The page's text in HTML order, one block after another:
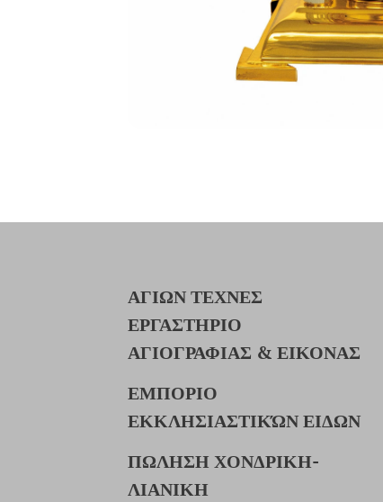
ΑΓΙΩΝ ΤΕΧΝΕΣ
ΕΡΓΑΣΤΗΡΙΟ
ΑΓΙΟΓΡΑΦΙΑΣ & ΕΙΚΟΝΑΣ
ΕΜΠΟΡΙΟ
ΕΚΚΛΗΣΙΑΣΤΙΚΏΝ ΕΙΔΩΝ
ΠΩΛΗΣΗ ΧΟΝΔΡΙΚΗ-
ΛΙΑΝΙΚΗ